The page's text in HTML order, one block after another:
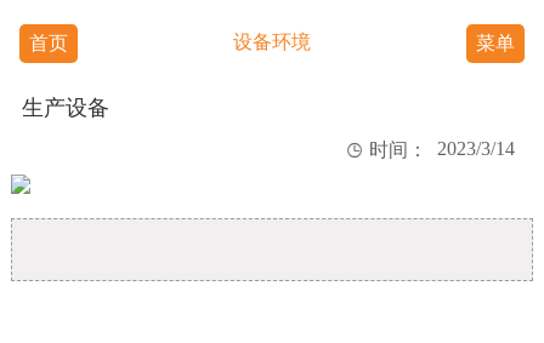
首页 设备环境 菜单
生产设备
 时间： 2023/3/14